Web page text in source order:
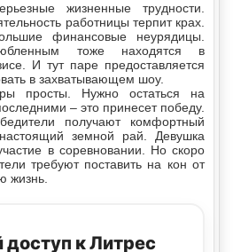
жизненные трудности.
работницы терпит крах.
финансовые неурядицы.
тоже находятся в
И тут паре предоставляется
в захватывающем шоу.
просты. Нужно остаться на
– это принесет победу.
получают комфортный
земной рай. Девушка
в соревновании. Но скоро
требуют поставить на кон от
жизнь.
к Литрес